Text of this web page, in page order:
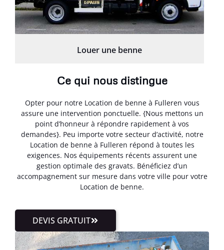
Louer une benne
Ce qui nous distingue
Opter pour notre Location de benne à Fulleren vous
assure une intervention ponctuelle. {Nous mettons un
point d’honneur à répondre rapidement à vos
demandes}. Peu importe votre secteur d’activité, notre
Location de benne à Fulleren répond à toutes les
exigences. Nos équipements récents assurent une
gestion optimale des gravats. Bénéficiez d’un
accompagnement sur mesure dans votre ville pour votre
Location de benne.
DEVIS GRATUIT